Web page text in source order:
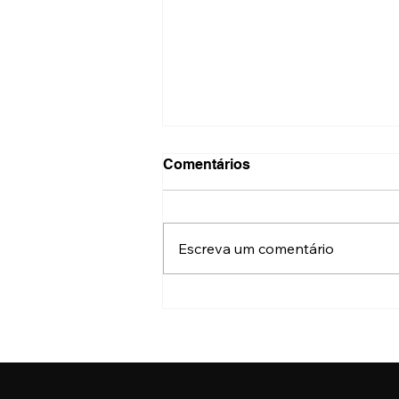
Comentários
Escreva um comentário